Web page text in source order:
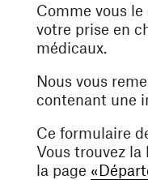
Comme vous
votre prise en
médicaux.
Nous vous
contenant une
Ce formulaire
Vous trouvez
la page